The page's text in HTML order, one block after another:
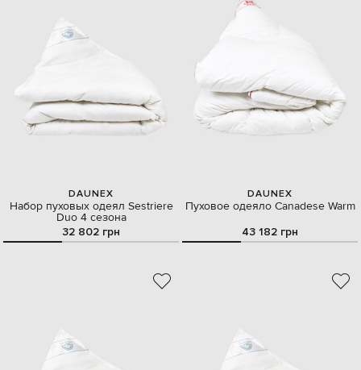
DAUNEX
Набор пуховых одеял Sestriere
Duo 4 сезона
32 802 грн
DAUNEX
Пуховое одеяло Canadese Warm
43 182 грн